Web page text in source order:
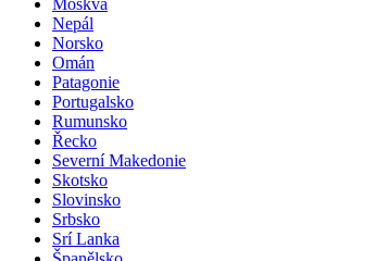
Moskva
Nepál
Norsko
Omán
Patagonie
Portugalsko
Rumunsko
Řecko
Severní Makedonie
Skotsko
Slovinsko
Srbsko
Srí Lanka